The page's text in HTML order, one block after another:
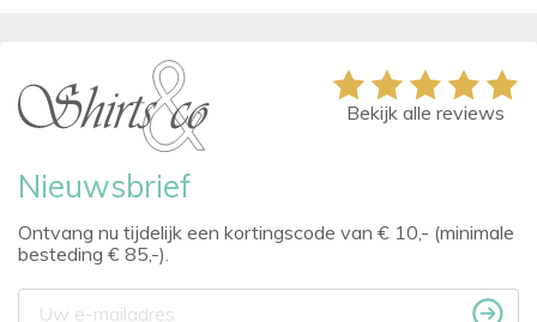
Nieuwsbrief
Ontvang nu tijdelijk een kortingscode van € 10,- (minimale
besteding € 85,-).
Bekijk alle reviews